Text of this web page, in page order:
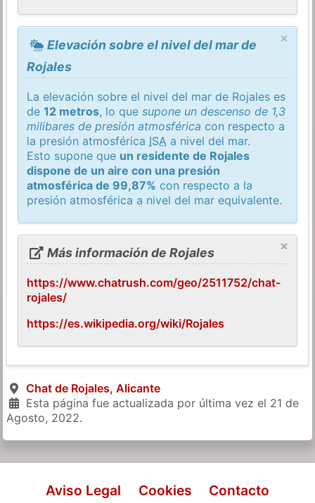
×
Elevación sobre el nivel del mar de
Rojales
La elevación sobre el nivel del mar de Rojales es
de12 metros, lo quesupone un descenso de 1,3
milibares de presión atmosférica con respecto a
la presión atmosférica ISA a nivel del mar.
Esto supone que un residente de Rojales
dispone de un aire con una presión
atmosférica de 99,87% con respecto a la
presión atmosférica a nivel del mar equivalente.
×
Más información de Rojales
https://www.chatrush.com/geo/2511752/chat-
rojales/
https://es.wikipedia.org/wiki/Rojales
Chat de Rojales, Alicante
Esta página fue actualizada por última vez el 21 de
Agosto, 2022.
Aviso Legal Cookies Contacto